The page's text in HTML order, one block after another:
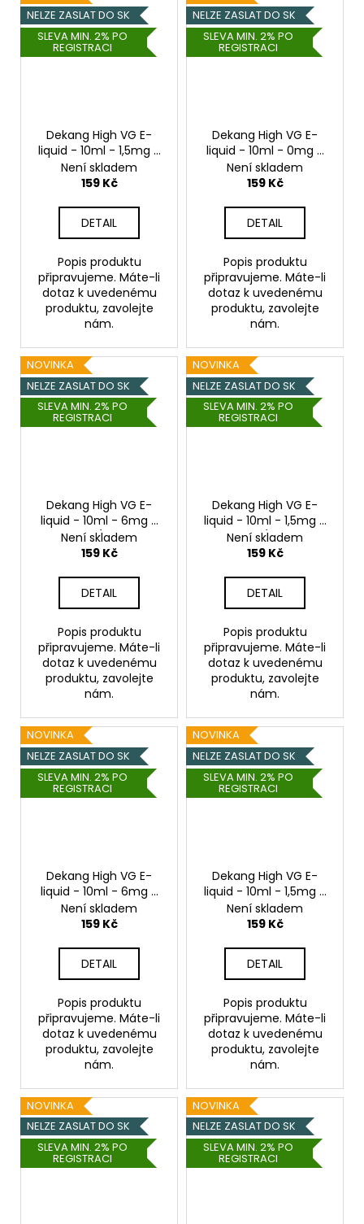
NELZE ZASLAT DO SK
SLEVA MIN. 2% PO
REGISTRACI
Dekang High VG E-
liquid - 10ml - 1,5mg -
Luscious Sandia
(Vodní meloun)
Není skladem
159 Kč
DETAIL
Popis produktu
připravujeme. Máte-li
dotaz k uvedenému
produktu, zavolejte
nám.
NELZE ZASLAT DO SK
SLEVA MIN. 2% PO
REGISTRACI
Dekang High VG E-
liquid - 10ml - 0mg -
Luscious Sandia
(Vodní meloun)
Není skladem
159 Kč
DETAIL
Popis produktu
připravujeme. Máte-li
dotaz k uvedenému
produktu, zavolejte
nám.
NOVINKA
NELZE ZASLAT DO SK
SLEVA MIN. 2% PO
REGISTRACI
Dekang High VG E-
liquid - 10ml - 6mg -
Lady Pink (Borůvka s
broskví)
Není skladem
159 Kč
DETAIL
Popis produktu
připravujeme. Máte-li
dotaz k uvedenému
produktu, zavolejte
nám.
NOVINKA
NELZE ZASLAT DO SK
SLEVA MIN. 2% PO
REGISTRACI
Dekang High VG E-
liquid - 10ml - 1,5mg -
Lady Pink (Borůvka s
broskví)
Není skladem
159 Kč
DETAIL
Popis produktu
připravujeme. Máte-li
dotaz k uvedenému
produktu, zavolejte
nám.
NOVINKA
NELZE ZASLAT DO SK
SLEVA MIN. 2% PO
REGISTRACI
Dekang High VG E-
liquid - 10ml - 6mg -
Juicy Ananas
(Šťavnatý ananas)
Není skladem
159 Kč
DETAIL
Popis produktu
připravujeme. Máte-li
dotaz k uvedenému
produktu, zavolejte
nám.
NOVINKA
NELZE ZASLAT DO SK
SLEVA MIN. 2% PO
REGISTRACI
Dekang High VG E-
liquid - 10ml - 1,5mg -
Juicy Ananas
(Šťavnatý ananas)
Není skladem
159 Kč
DETAIL
Popis produktu
připravujeme. Máte-li
dotaz k uvedenému
produktu, zavolejte
nám.
NOVINKA
NELZE ZASLAT DO SK
SLEVA MIN. 2% PO
REGISTRACI
NOVINKA
NELZE ZASLAT DO SK
SLEVA MIN. 2% PO
REGISTRACI